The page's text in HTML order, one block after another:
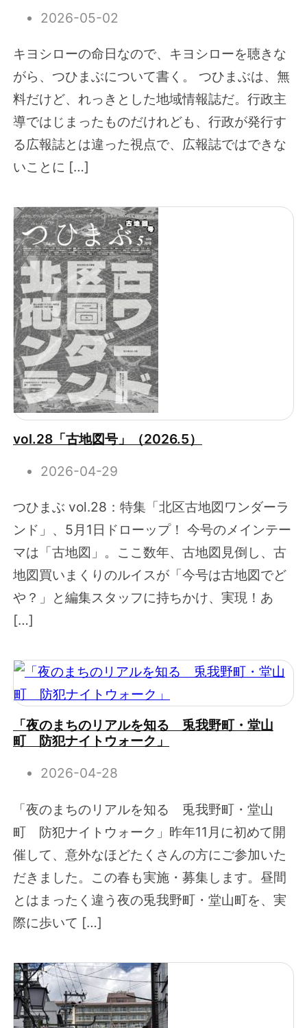
2026-05-02
キヨシローの命日なので、キヨシローを聴きな
がら、つひまぶについて書く。 つひまぶは、無
料だけど、れっきとした地域情報誌だ。行政主
導ではじまったものだけれども、行政が発行す
る広報誌とは違った視点で、広報誌ではできな
いことに […]
vol.28「古地図号」（2026.5）
2026-04-29
つひまぶ vol.28：特集「北区古地図ワンダーラ
ンド」、5月1日ドローップ！ 今号のメインテー
マは「古地図」。ここ数年、古地図見倒し、古
地図買いまくりのルイスが「今号は古地図でど
や？」と編集スタッフに持ちかけ、実現！あ
[…]
「夜のまちのリアルを知る 兎我野町・堂山
町 防犯ナイトウォーク」
2026-04-28
「夜のまちのリアルを知る 兎我野町・堂山
町 防犯ナイトウォーク」昨年11月に初めて開
催して、意外なほどたくさんの方にご参加いた
だきました。この春も実施・募集します。昼間
とはまったく違う夜の兎我野町・堂山町を、実
際に歩いて […]